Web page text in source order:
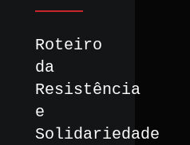
Roteiro
da
Resistência
e
Solidariedade